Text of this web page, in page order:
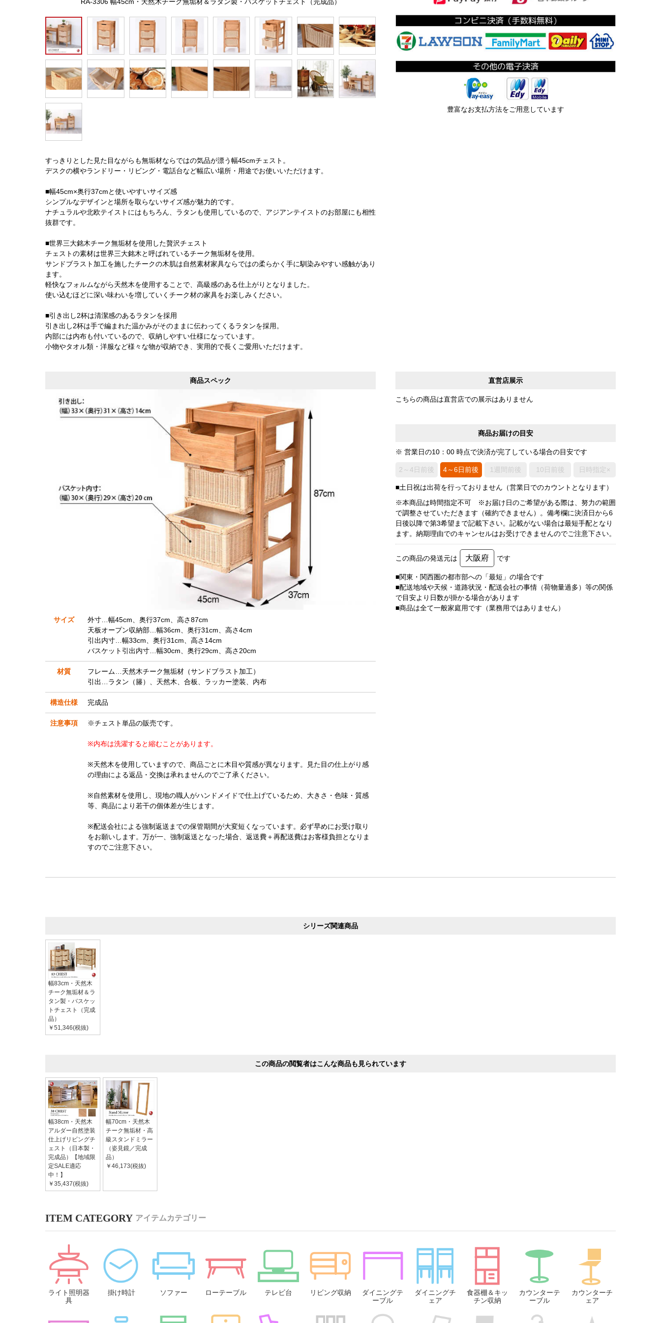
すっきりとした見た目ながらも無垢材ならではの気品が漂う幅45cmチェスト。
デスクの横やランドリー・リビング・電話台など幅広い場所・用途でお使いいただけます。
■幅45cm×奥行37cmと使いやすいサイズ感
シンプルなデザインと場所を取らないサイズ感が魅力的です。
ナチュラルや北欧テイストにはもちろん、ラタンも使用しているので、アジアンテイストのお部屋にも相性
抜群です。
■世界三大銘木チーク無垢材を使用した贅沢チェスト
チェストの素材は世界三大銘木と呼ばれているチーク無垢材を使用。
サンドブラスト加工を施したチークの木肌は自然素材家具ならではの柔らかく手に馴染みやすい感触があり
ます。
軽快なフォルムながら天然木を使用することで、高級感のある仕上がりとなりました。
使い込むほどに深い味わいを増していくチーク材の家具をお楽しみください。
■引き出し2杯は清潔感のあるラタンを採用
引き出し2杯は手で編まれた温かみがそのままに伝わってくるラタンを採用。
内部には内布も付いているので、収納しやすい仕様になっています。
小物やタオル類・洋服など様々な物が収納でき、実用的で長くご愛用いただけます。
豊富なお支払方法をご用意しています
直営店展示
こちらの商品は直営店での展示はありません
商品お届けの目安
※ 営業日の10：00 時点で決済が完了している場合の目安です
2～4日前後 4～6日前後 1週間前後 10日前後 日時指定×
■土日祝は出荷を行っておりません（営業日でのカウントとなります）
※本商品は時間指定不可 ※お届け日のご希望がある際は、努力の範囲
で調整させていただきます（確約できません）。備考欄に決済日から6
日後以降で第3希望まで記載下さい。記載がない場合は最短手配となり
ます。納期理由でのキャンセルはお受けできませんのでご注意下さい。
この商品の発送元は 大阪府 です
■関東・関西圏の都市部への「最短」の場合です
■配送地域や天候・道路状況・配送会社の事情（荷物量過多）等の関係
で目安より日数が掛かる場合があります
■商品は全て一般家庭用です（業務用ではありません）
商品スペック
サイズ
外寸…幅45cm、奥行37cm、高さ87cm
天板オープン収納部…幅36cm、奥行31cm、高さ4cm
引出内寸…幅33cm、奥行31cm、高さ14cm
バスケット引出内寸…幅30cm、奥行29cm、高さ20cm
材質
フレーム…天然木チーク無垢材（サンドブラスト加工）
引出…ラタン（籐）、天然木、合板、ラッカー塗装、内布
構造仕様 完成品
注意事項 ※チェスト単品の販売です。
※内布は洗濯すると縮むことがあります。
※天然木を使用していますので、商品ごとに木目や質感が異なります。見た目の仕上がり感
の理由による返品・交換は承れませんのでご了承ください。
※自然素材を使用し、現地の職人がハンドメイドで仕上げているため、大きさ・色味・質感
等、商品により若干の個体差が生じます。
※配送会社による強制返送までの保管期間が大変短くなっています。必ず早めにお受け取り
をお願いします。万が一、強制返送となった場合、返送費＋再配送費はお客様負担となりま
すのでご注意下さい。
シリーズ関連商品
幅83cm・天然木
チーク無垢材＆ラ
タン製・バスケッ
トチェスト（完成
品）
￥51,346(税抜)
この商品の閲覧者はこんな商品も見られています
幅38cm・天然木
アルダー自然塗装
仕上げリビングチ
ェスト（日本製・
完成品）【地域限
定SALE適応
中！】
￥35,437(税抜)
幅70cm・天然木
チーク無垢材・高
級スタンドミラー
（姿見鏡／完成
品）
￥46,173(税抜)
アイテムカテゴリー
ライト照明器
具
掛け時計 ソファー ローテーブル テレビ台 リビング収納
ダイニングテ
ーブル
ダイニングチ
ェア
食器棚＆キッ
チン収納
カウンターテ
ーブル
カウンターチ
ェア